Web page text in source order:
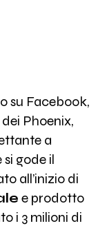
su Facebook,
Phoenix,
a
gode il
all’inizio di
e prodotto
i 3 milioni di